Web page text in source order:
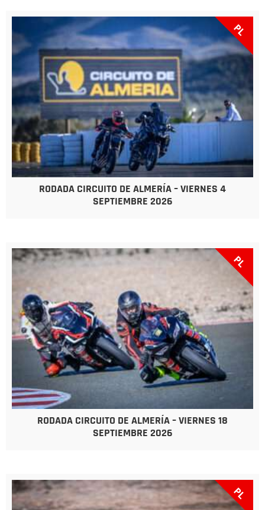
PL
RODADA CIRCUITO DE ALMERÍA – VIERNES 4
SEPTIEMBRE 2026
PL
RODADA CIRCUITO DE ALMERÍA – VIERNES 18
SEPTIEMBRE 2026
PL